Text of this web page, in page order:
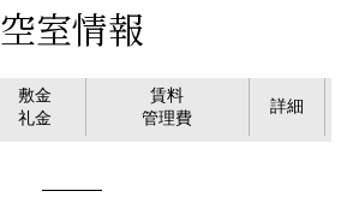
空室情報
敷金
礼金
賃料
管理費
詳細